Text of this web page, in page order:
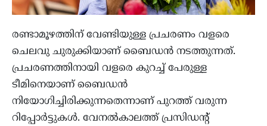
രണ്ടാമൂഴത്തിന് വേണ്ടിയുള്ള പ്രചരണം വളരെ
ചെലവു ചുരുക്കിയാണ് ബൈഡൻ നടത്തുന്നത്.
പ്രചരണത്തിനായി വളരെ കുറച്ച് പേരുള്ള
ടീമിനെയാണ് ബൈഡൻ
നിയോഗിച്ചിരിക്കുന്നതെന്നാണ് പുറത്ത് വരുന്ന
റിപ്പോർട്ടുകൾ. വേനൽകാലത്ത് പ്രസിഡന്റ്